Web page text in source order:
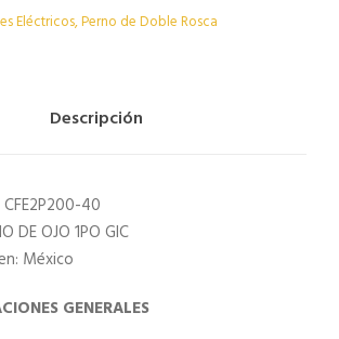
Eléctricos,Perno de Doble Rosca
Descripción
40
DE OJO 1PO GIC
México
GENERALES